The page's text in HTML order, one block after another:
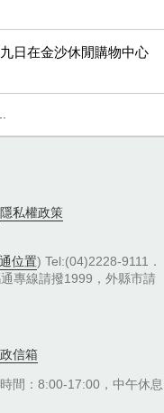
日在金沙休閒購物中心
隱私權政策
位置) Tel:(04)2228-9111．
專線請撥1999，外縣市請
信箱
時間：8:00-17:00，中午休息